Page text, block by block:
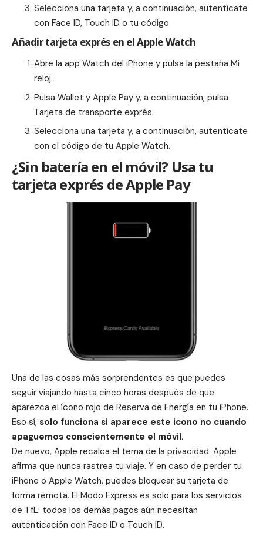
Selecciona una tarjeta y, a continuación, autentícate
con Face ID, Touch ID o tu código
Añadir tarjeta exprés en el Apple Watch
Abre la app Watch del iPhone y pulsa la pestaña Mi
reloj.
Pulsa Wallet y Apple Pay y, a continuación, pulsa
Tarjeta de transporte exprés.
Selecciona una tarjeta y, a continuación, autentícate
con el código de tu Apple Watch.
¿Sin batería en el móvil? Usa tu
tarjeta exprés de Apple Pay
Una de las cosas más sorprendentes es que puedes
seguir viajando hasta cinco horas después de que
aparezca el ícono rojo de Reserva de Energía en tu iPhone.
Eso sí, solo funciona si aparece este icono no cuando
apaguemos conscientemente el móvil.
De nuevo, Apple recalca el tema de la privacidad. Apple
afirma que nunca rastrea tu viaje. Y en caso de perder tu
iPhone o Apple Watch, puedes bloquear su tarjeta de
forma remota. El Modo Express es solo para los servicios
de TfL: todos los demás pagos aún necesitan
autenticación con Face ID o Touch ID.